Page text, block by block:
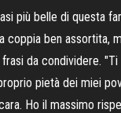
più belle di questa
coppia ben assortita,
da condividere.
pietà dei miei
Ho il massimo